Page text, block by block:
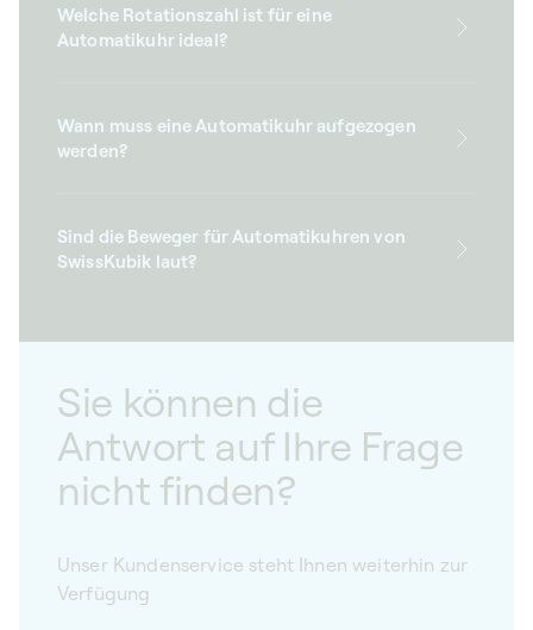
Welche Rotationszahl ist für eine
Automatikuhr ideal?
Wann muss eine Automatikuhr aufgezogen
werden?
Sind die Beweger für Automatikuhren von
SwissKubik laut?
Sie können die
Antwort auf Ihre Frage
nicht finden?
Unser Kundenservice steht Ihnen weiterhin zur
Verfügung